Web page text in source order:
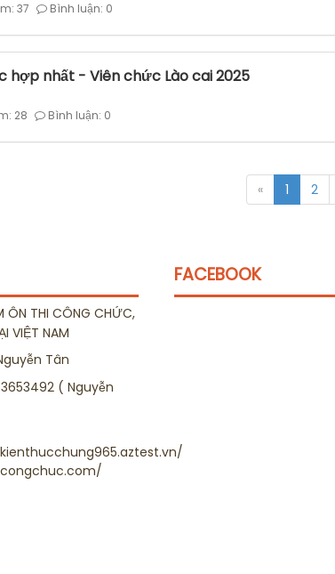
37 Bình luận: 0
hợp nhất - Viên chức Lào cai 2025
28 Bình luận: 0
« 1 2
ÔN THI CÔNG CHỨC,
VIỆT NAM
Tân
( Nguyễn
FACEBOOK